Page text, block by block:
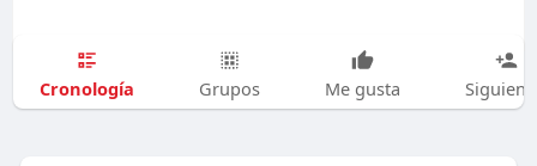
Cronología Grupos Me gusta